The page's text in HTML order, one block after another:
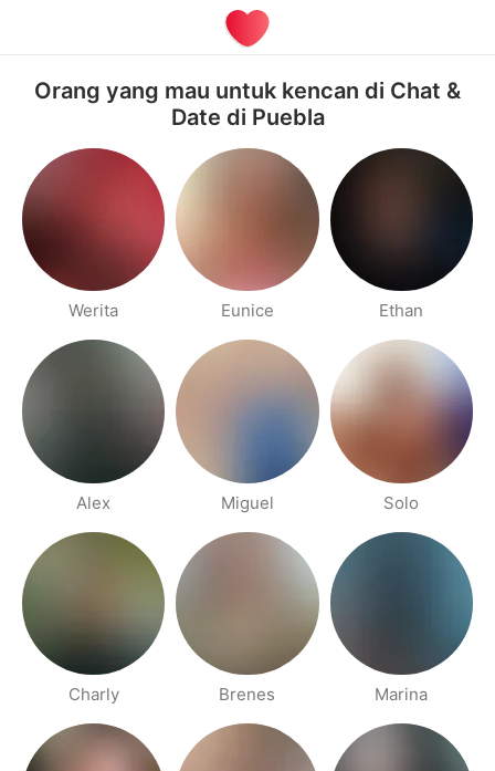
Orang yang mau untuk kencan di Chat &
Date di Puebla
Werita Eunice Ethan
Alex Miguel Solo
Charly Brenes Marina